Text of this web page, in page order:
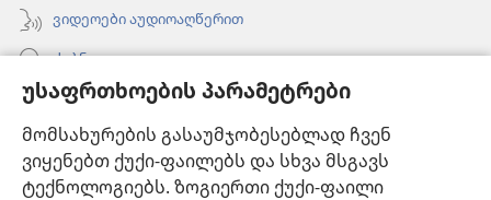
უსაფრთხოების პარამეტრები
მომსახურების გასაუმჯობესებლად ჩვენ
ვიყენებთ ქუქი-ფაილებს და სხვა მსგავს
ტექნოლოგიებს. ზოგიერთი ქუქი-ფაილი
ვიდეოები აუდიოაღწერით
ძებნა
ინფორმაცია ექიმებისთვის
ინფორმაცია ოფიციალური პირებისთვის
დახმარება